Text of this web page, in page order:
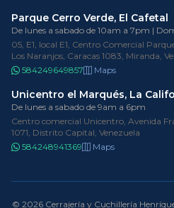
Parque Cerro Verde, El Cafetal
De lunes a sabado de 10am a 7pm |
05, E1, local E1, Centro Comercial
Los Naranjos, Caracas 1083, Miranda,
584249649857
Maps
Unicentro el Marqués, La
De lunes a sabado de 9am a 6pm
Centro comercial Unicentro, Avenida
1071, Distrito Capital, Venezuela
584248941369
Maps
© 2026 Cerrajería y Cuchillería